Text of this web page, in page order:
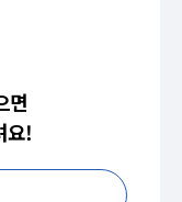
면
요!